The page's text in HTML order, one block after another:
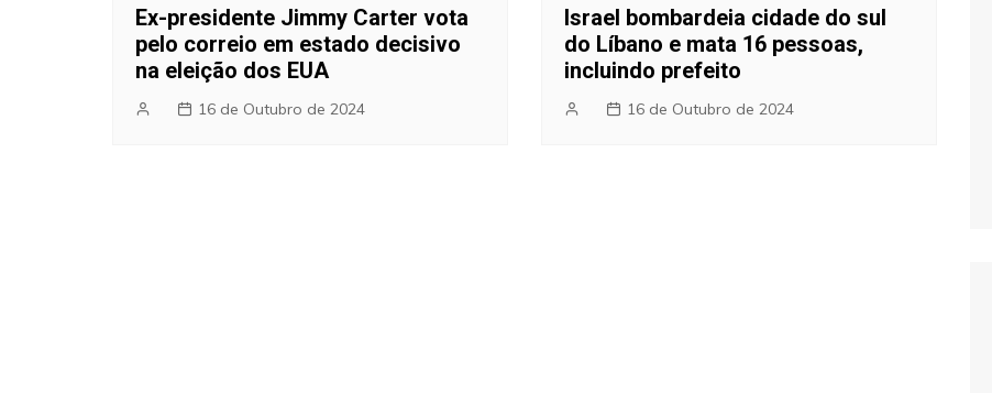
Ex-presidente Jimmy Carter vota
pelo correio em estado decisivo
na eleição dos EUA
16 de Outubro de 2024
Israel bombardeia cidade do sul
do Líbano e mata 16 pessoas,
incluindo prefeito
16 de Outubro de 2024